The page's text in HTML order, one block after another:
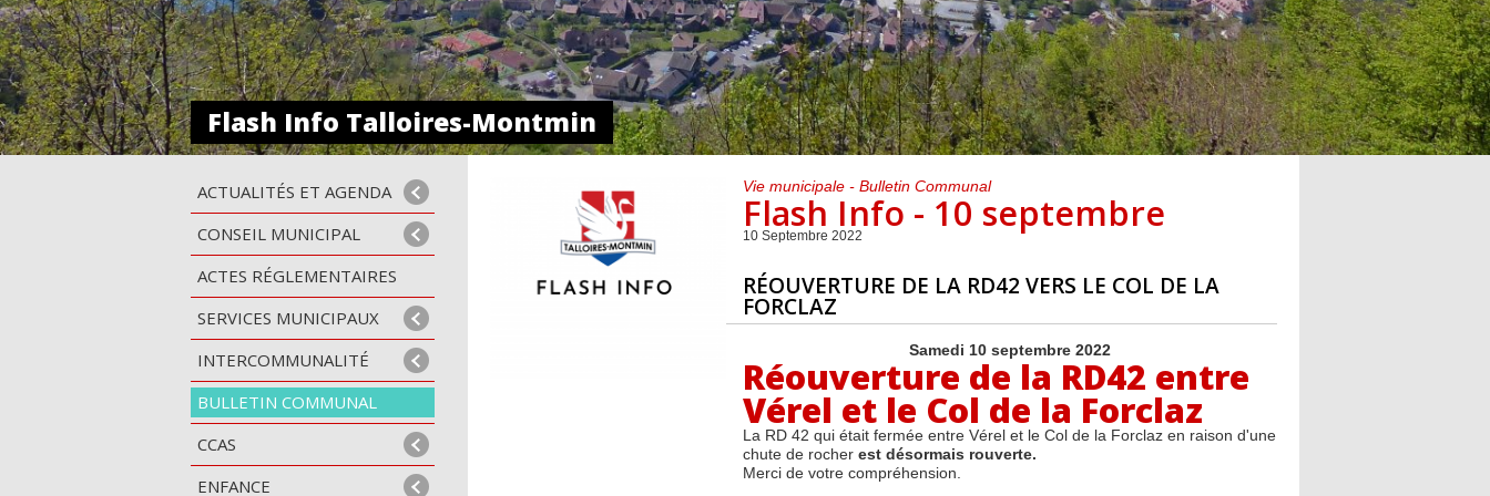
Centre de loisirs et
périscolaire
Mercredis
périscolaire
Vacances scolaires
Subventions
ACTUALITÉS ET AGENDA
CONSEIL MUNICIPAL
ACTES RÉGLEMENTAIRES
SERVICES MUNICIPAUX
INTERCOMMUNALITÉ
BULLETIN COMMUNAL
CCAS
ENFANCE
Vie municipale
Vie municipale - Bulletin Communal
Flash Info - 10 septembre
10 Septembre 2022
RÉOUVERTURE DE LA RD42 VERS LE COL DE LA
FORCLAZ
Flash Info Talloires-Montmin
Samedi 10 septembre 2022
Réouverture de la RD42 entre
Vérel et le Col de la Forclaz
La RD 42 qui était fermée entre Vérel et le Col de la Forclaz en raison d'une
chute de rocher est désormais rouverte.
Merci de votre compréhension.